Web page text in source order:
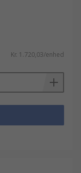
Kr. 1.720,03/enhed